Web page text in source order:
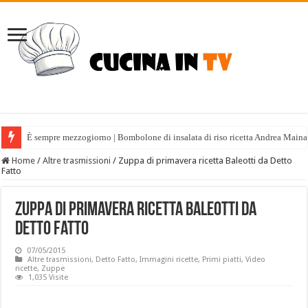
È sempre mezzogiorno | Bombolone di insalata di riso ricetta Andrea
Home / Altre trasmissioni / Zuppa di primavera ricetta Baleotti da Detto
Fatto
Zuppa di primavera ricetta Baleotti da
Detto Fatto
07/05/2015
Altre trasmissioni, Detto Fatto,Immagini ricette, Primi piatti,Video
ricette, Zuppe
1,035 Visite